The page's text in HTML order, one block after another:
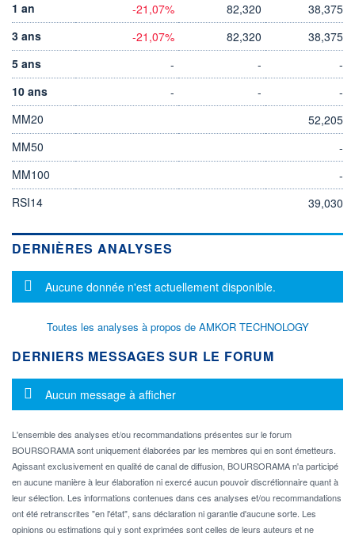
1 an
-21,07% 82,320
38,375
3 ans
-21,07% 82,320
38,375
5 ans
- -
-
10 ans
- -
-
MM20
52,205
MM50
-
MM100
-
RSI14
39,030
DERNIÈRES ANALYSES
Message d'information
Aucune donnée n'est actuellement disponible.
Toutes les analyses à propos de AMKOR TECHNOLOGY
DERNIERS MESSAGES SUR LE FORUM
Message d'information
Aucun message à afficher
L'ensemble des analyses et/ou recommandations présentes sur le forum
BOURSORAMA sont uniquement élaborées par les membres qui en sont émetteurs.
Agissant exclusivement en qualité de canal de diffusion, BOURSORAMA n'a participé
en aucune manière à leur élaboration ni exercé aucun pouvoir discrétionnaire quant à
leur sélection. Les informations contenues dans ces analyses et/ou recommandations
ont été retranscrites "en l'état", sans déclaration ni garantie d'aucune sorte. Les
opinions ou estimations qui y sont exprimées sont celles de leurs auteurs et ne